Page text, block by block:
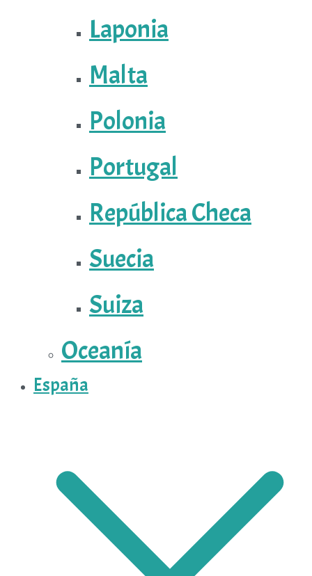
Laponia
Malta
Polonia
Portugal
República Checa
Suecia
Suiza
Oceanía
España